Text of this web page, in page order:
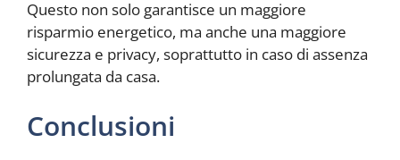
Questo non solo garantisce un maggiore
risparmio energetico, ma anche una maggiore
sicurezza e privacy, soprattutto in caso di assenza
prolungata da casa.
Conclusioni